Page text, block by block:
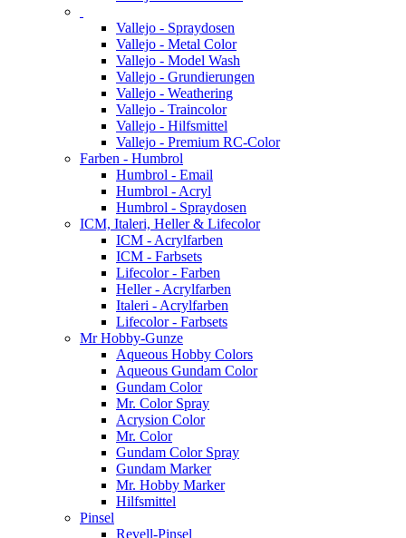
Vallejo - Spraydosen
Vallejo - Metal Color
Vallejo - Model Wash
Vallejo - Grundierungen
Vallejo - Weathering
Vallejo - Traincolor
Vallejo - Hilfsmittel
Vallejo - Premium RC-Color
Farben - Humbrol
Humbrol - Email
Humbrol - Acryl
Humbrol - Spraydosen
ICM, Italeri, Heller & Lifecolor
ICM - Acrylfarben
ICM - Farbsets
Lifecolor - Farben
Heller - Acrylfarben
Italeri - Acrylfarben
Lifecolor - Farbsets
Mr Hobby-Gunze
Aqueous Hobby Colors
Aqueous Gundam Color
Gundam Color
Mr. Color Spray
Acrysion Color
Mr. Color
Gundam Color Spray
Gundam Marker
Mr. Hobby Marker
Hilfsmittel
Pinsel
Revell-Pinsel